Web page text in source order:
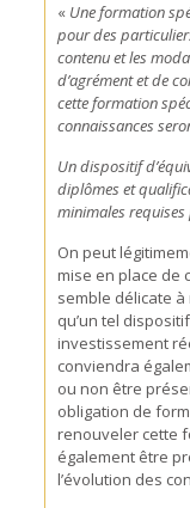
« Une formation
pour des
contenu et les
d’agrément et de
cette formation
connaissances
Un dispositif
diplômes et
minimales requises
On peut
mise en place de
semble délicate
qu’un tel
investissement
conviendra
ou non être
obligation de
renouveler cette
également être
l’évolution des